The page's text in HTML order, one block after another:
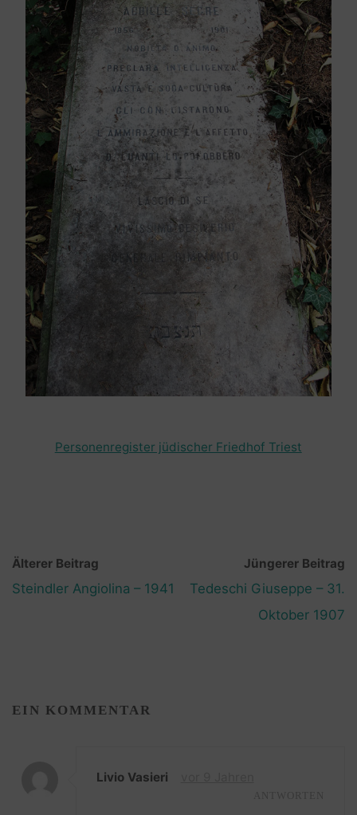
Personenregister jüdischer Friedhof Triest
Älterer Beitrag
Steindler Angiolina – 1941
Jüngerer Beitrag
Tedeschi Giuseppe – 31.
Oktober 1907
EIN KOMMENTAR
Livio Vasieri